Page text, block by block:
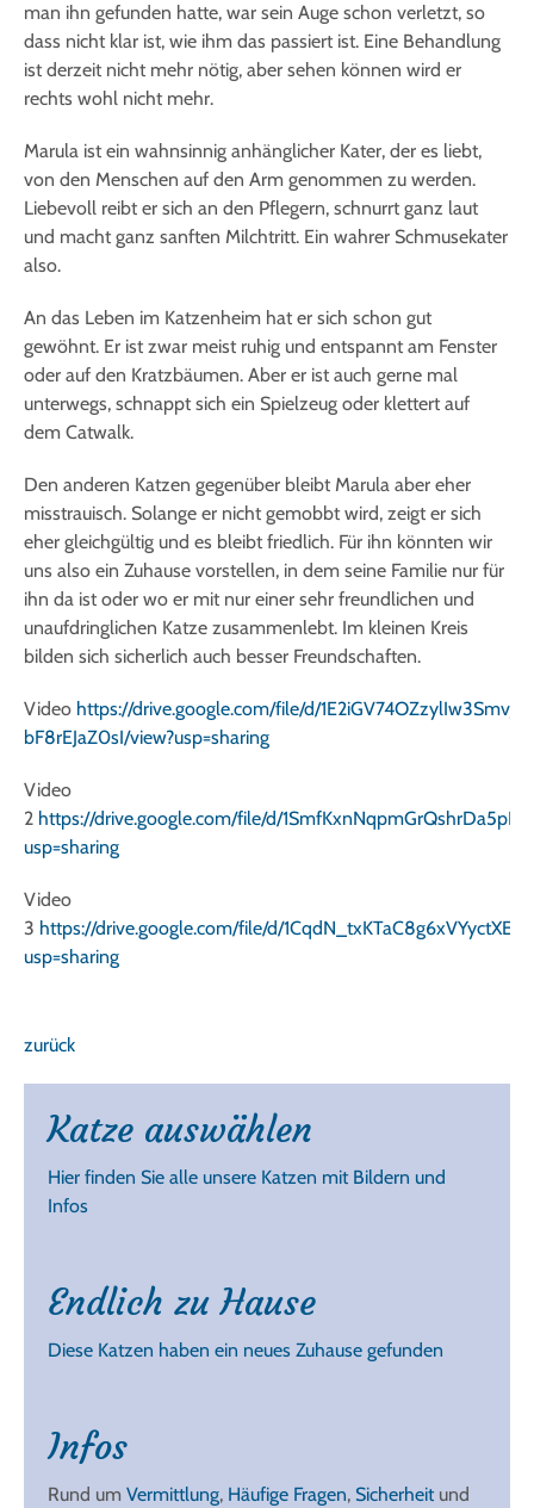
man ihn gefunden hatte, war sein Auge schon verletzt, so
dass nicht klar ist, wie ihm das passiert ist. Eine Behandlung
ist derzeit nicht mehr nötig, aber sehen können wird er
rechts wohl nicht mehr.
Marula ist ein wahnsinnig anhänglicher Kater, der es liebt,
von den Menschen auf den Arm genommen zu werden.
Liebevoll reibt er sich an den Pflegern, schnurrt ganz laut
und macht ganz sanften Milchtritt. Ein wahrer Schmusekater
also.
An das Leben im Katzenheim hat er sich schon gut
gewöhnt. Er ist zwar meist ruhig und entspannt am Fenster
oder auf den Kratzbäumen. Aber er ist auch gerne mal
unterwegs, schnappt sich ein Spielzeug oder klettert auf
dem Catwalk.
Den anderen Katzen gegenüber bleibt Marula aber eher
misstrauisch. Solange er nicht gemobbt wird, zeigt er sich
eher gleichgültig und es bleibt friedlich. Für ihn könnten wir
uns also ein Zuhause vorstellen, in dem seine Familie nur für
ihn da ist oder wo er mit nur einer sehr freundlichen und
unaufdringlichen Katze zusammenlebt. Im kleinen Kreis
bilden sich sicherlich auch besser Freundschaften.
Video https://drive.google.com/file/d/1E2iGV74OZzylIw3SmvJE-
bF8rEJaZ0sI/view?usp=sharing
Video
2 https://drive.google.com/file/d/
usp=sharing
Video
3 https://drive.google.com/file/d/
usp=sharing
zurück
Katze auswählen
Hier finden Sie alle unsere Katzen mit Bildern und
Infos
Endlich zu Hause
Diese Katzen haben ein neues Zuhause gefunden
Infos
Rund um Vermittlung, Häufige Fragen, Sicherheitund